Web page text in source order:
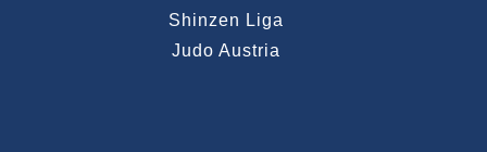
Shinzen Liga
Judo Austria